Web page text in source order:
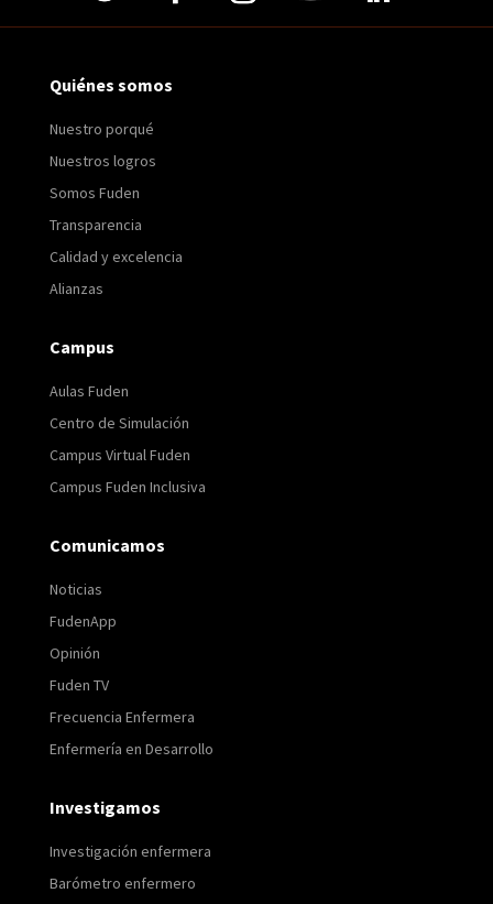
Quiénes somos
Nuestro porqué
Nuestros logros
Somos Fuden
Transparencia
Calidad y excelencia
Alianzas
Campus
Aulas Fuden
Centro de Simulación
Campus Virtual Fuden
Campus Fuden Inclusiva
Comunicamos
Noticias
FudenApp
Opinión
Fuden TV
Frecuencia Enfermera
Enfermería en Desarrollo
Investigamos
Investigación enfermera
Barómetro enfermero